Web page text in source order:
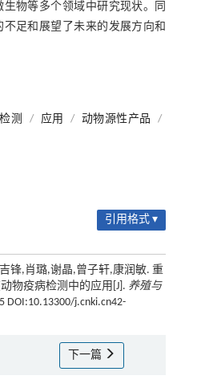
物等多个领域中研究现状。同
足和展望了未来的发展方向和
测 / 应用 / 动物源性产品
/
引用格式 ▾
锋,肖璐,谢晶,曾子轩,康润敏. 重
物疫病检测中的应用[J]. 养殖与
DOI:10.13300/j.cnki.cn42-
下一篇